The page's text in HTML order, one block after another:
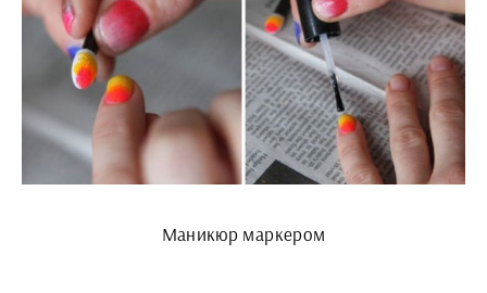
Маникюр маркером